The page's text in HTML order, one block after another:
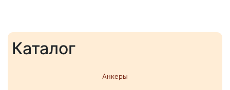
Каталог
Анкеры